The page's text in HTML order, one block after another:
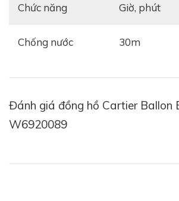
Chức năng giờ, phút
Chống nước 30m
Đánh giá đồng hồ Cartier Ballon
W6920089